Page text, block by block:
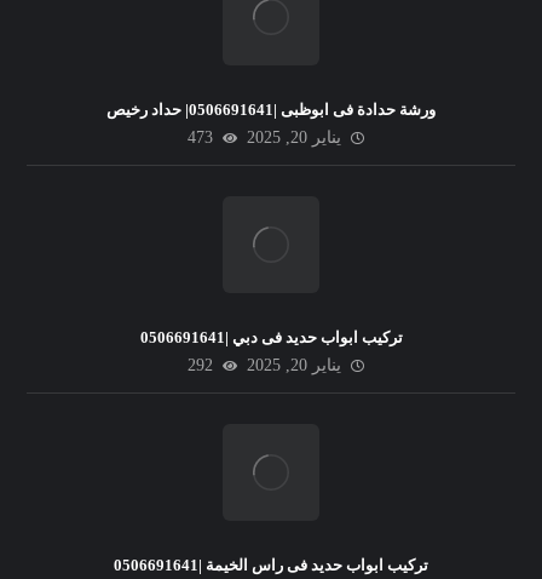
ورشة حدادة فى ابوظبى |0506691641| حداد رخيص
يناير 20, 2025
473
تركيب ابواب حديد فى دبي |0506691641
يناير 20, 2025
292
تركيب ابواب حديد فى راس الخيمة |0506691641